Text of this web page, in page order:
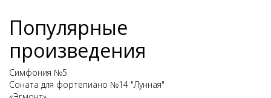
Популярные
произведения
Симфония №5
Соната для фортепиано №14 "Лунная"